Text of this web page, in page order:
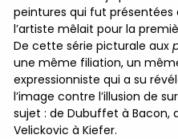
peintures qui fut
l’artiste mêlait pour la
De cette série picturale aux
une même filiation, un
expressionniste qui a su
l’image contre l’illusion de
sujet : de Dubuffet à Bacon,
Velickovic à Kiefer.